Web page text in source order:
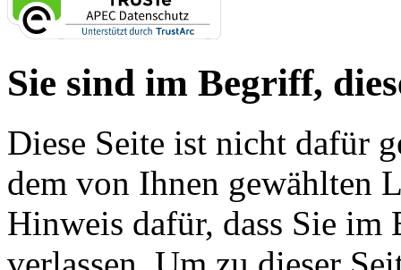
Sie sind im Begriff,
Diese Seite ist nicht dafür
dem von Ihnen gewählten
Hinweis dafür, dass Sie im